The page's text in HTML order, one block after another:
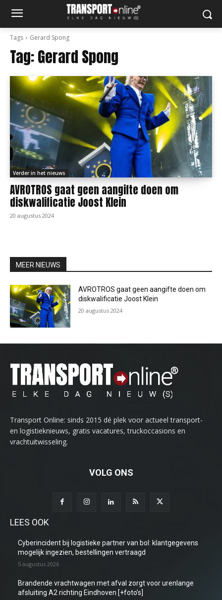
Tags Gerard Spong
Tag:Gerard Spong
Verder in het nieuws
AVROTROS gaat geen aangifte doen om
diskwalificatie Joost Klein
20 augustus 2024
MEER NIEUWS
AVROTROS gaat geen aangifte doen om
diskwalificatie Joost Klein
20 augustus 2024
Transport Online: sinds 2015 dé plek voor actueel transport-
en logistieknieuws, gratis vacatures, truckoccasions en
vrachtuitwisseling.
VOLG ONS
LEES OOK
Cyberincident bij logistieke partner van bol: klantgegevens
mogelijk ingezien, bestellingen vertraagd
5 augustus 2026
Brandende vrachtwagen met afval zorgt voor urenlange
afsluiting A2 richting Eindhoven [+foto’s]